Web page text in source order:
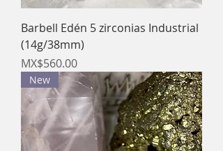
Barbell Edén 5 zirconias Industrial
(14g/38mm)
Price
MX$560.00
New